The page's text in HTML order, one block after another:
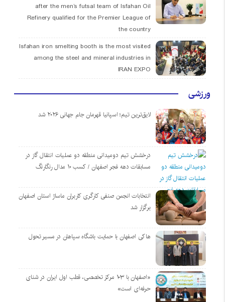
after the men’s futsal team of Isfahan Oil
Refinery qualified for the Premier League of
the country
Isfahan iron smelting booth is the most visited
among the steel and mineral industries in
IRAN EXPO
ورزشی
لایق‌ترین تیم؛ اسپانیا قهرمان جام جهانی ۲۰۲۶ شد
درخشش تیم دومیدانی منطقه دو عملیات انتقال گاز در
مسابقات دهه فجر اصفهان / کسب ۱۰ مدال رنگارنگ
انتخابات انجمن صنفی کارگری کاربران ماساژ استان اصفهان
برگزار شد
هاکی اصفهان با حمایت باشگاه سپاهان در مسیر تحول
«اصفهان با ۱۰۳ مرکز تخصصی، قطب اول ایران در شنای
حرفه‌ای است»